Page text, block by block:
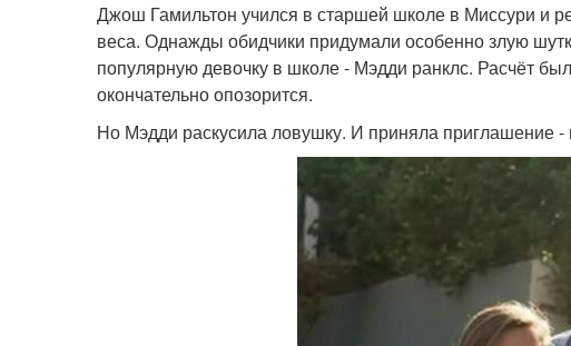
Джош Гамильтон учился в старшей школе в Миссури и
веса. Однажды обидчики придумали особенно злую
популярную девочку в школе - Мэдди ранклс. Расчёт
окончательно опозорится.
Но Мэдди раскусила ловушку. И приняла приглашение -